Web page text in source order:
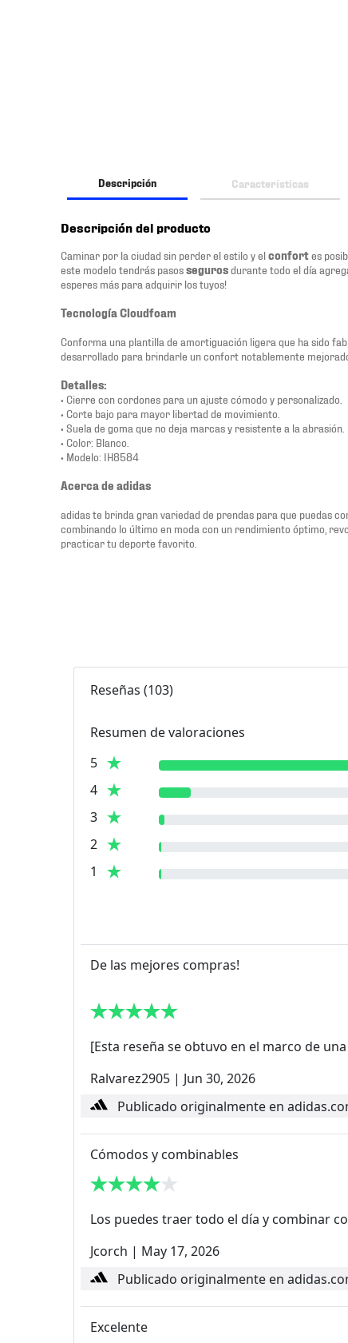
Descripción Características
Descripción del producto
Caminar por la ciudad sin perder el estilo y elconfortes
este modelo tendrás pasossegurosdurante todo el día
esperes más para adquirir los tuyos!
Tecnología Cloudfoam
Conforma una plantilla de amortiguación ligera que ha sido
desarrollado para brindarle un confort notablemente
Detalles:
• Cierre con cordones para un ajuste cómodo y personalizado.
• Corte bajo para mayor libertad de movimiento.
• Suela de goma que no deja marcas y resistente a la abrasión.
• Color: Blanco.
• Modelo: IH8584
Acerca de adidas
adidas te brinda gran variedad de prendas para que puedas
combinando lo último en moda con un rendimiento óptimo,
practicar tu deporte favorito.
Reseñas (103)
Resumen de valoraciones
5
4
3
2
1
De las mejores compras!
[Esta reseña se obtuvo en el marco de
Ralvarez2905 | Jun 30, 2026
Publicado originalmente en
Cómodos y combinables
Los puedes traer todo el día y combinar
Jcorch | May 17, 2026
Publicado originalmente en
Excelente